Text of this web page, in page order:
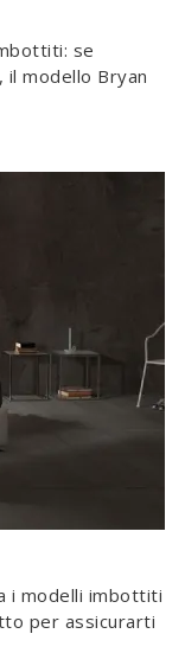
se
modello Bryan
i modelli imbottiti
per assicurarti